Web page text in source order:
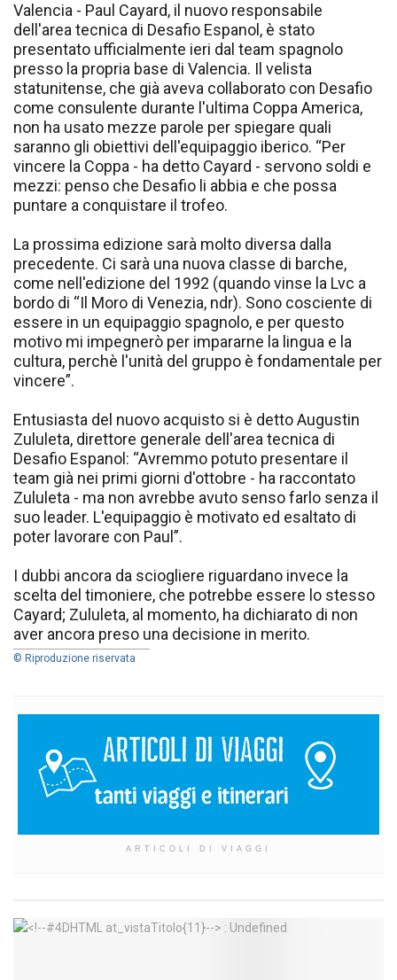
Valencia - Paul Cayard, il nuovo responsabile
dell'area tecnica di Desafio Espanol, è stato
presentato ufficialmente ieri dal team spagnolo
presso la propria base di Valencia. Il velista
statunitense, che già aveva collaborato con Desafio
come consulente durante l'ultima Coppa America,
non ha usato mezze parole per spiegare quali
saranno gli obiettivi dell'equipaggio iberico. “Per
vincere la Coppa - ha detto Cayard - servono soldi e
mezzi: penso che Desafio li abbia e che possa
puntare a conquistare il trofeo.
La prossima edizione sarà molto diversa dalla
precedente. Ci sarà una nuova classe di barche,
come nell'edizione del 1992 (quando vinse la Lvc a
bordo di “Il Moro di Venezia, ndr). Sono cosciente di
essere in un equipaggio spagnolo, e per questo
motivo mi impegnerò per impararne la lingua e la
cultura, perchè l'unità del gruppo è fondamentale per
vincere”.
Entusiasta del nuovo acquisto si è detto Augustin
Zululeta, direttore generale dell'area tecnica di
Desafio Espanol: “Avremmo potuto presentare il
team già nei primi giorni d'ottobre - ha raccontato
Zululeta - ma non avrebbe avuto senso farlo senza il
suo leader. L'equipaggio è motivato ed esaltato di
poter lavorare con Paul”.
I dubbi ancora da sciogliere riguardano invece la
scelta del timoniere, che potrebbe essere lo stesso
Cayard; Zululeta, al momento, ha dichiarato di non
aver ancora preso una decisione in merito.
© Riproduzione riservata
ARTICOLI DI VIAGGI